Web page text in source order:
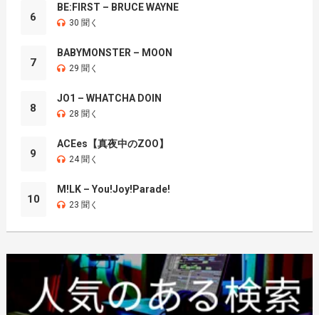
6
BE:FIRST – BRUCE WAYNE
30 聞く
7
BABYMONSTER – MOON
29 聞く
8
JO1 – WHATCHA DOIN
28 聞く
9
ACEes【真夜中のZOO】
24 聞く
10
M!LK – You!Joy!Parade!
23 聞く